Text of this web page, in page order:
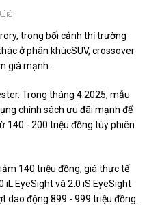
trong bối cảnh thị trường
ở phân khúcSUV, crossover
giá mạnh.
Trong tháng 4.2025, mẫu
chính sách ưu đãi mạnh để
140 - 200 triệu đồng tùy phiên
140 triệu đồng, giá thực tế
iL EyeSight và 2.0 iS EyeSight
dao động 899 - 999 triệu đồng.